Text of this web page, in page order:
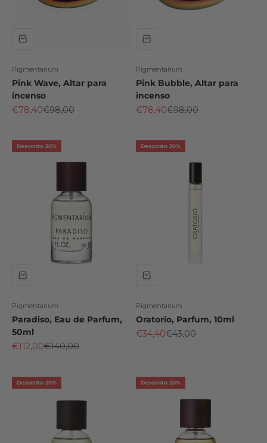
Pigmentarium
Pink Wave, Altar para
incenso
Preço promocional
€78,40Preço normal
€98,00
Pigmentarium
Pink Bubble, Altar para
incenso
Preço promocional
€78,40Preço normal
€98,00
Desconto 20%
Pigmentarium
Paradiso, Eau de Parfum,
50ml
Preço promocional
€112,00Preço normal
€140,00
Desconto 20%
Pigmentarium
Oratorio, Parfum, 10ml
Preço promocional
€34,40Preço normal
€43,00
Desconto 20% Desconto 20%